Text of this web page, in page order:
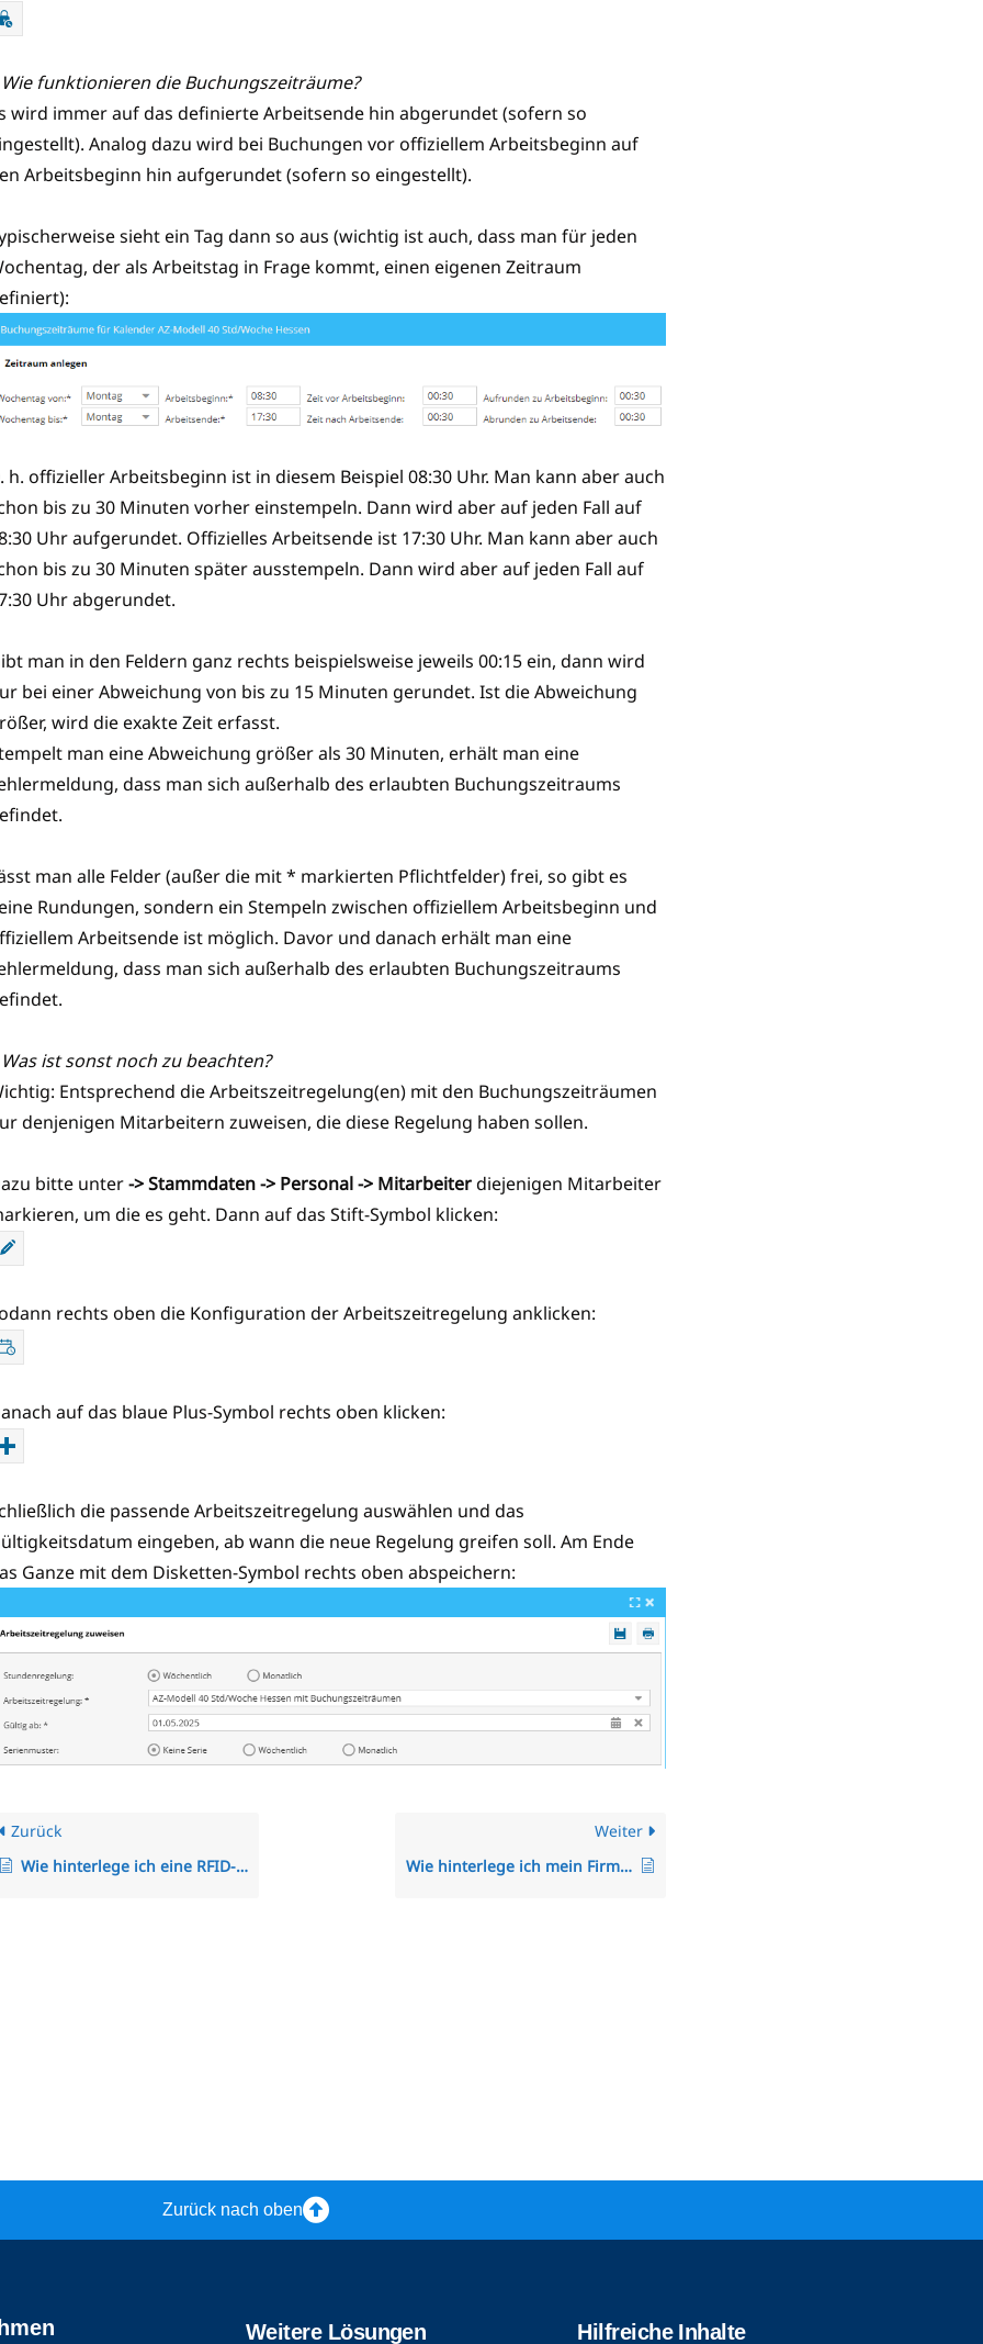
Wie funktionieren die Buchungszeiträume?
wird immer auf das definierte Arbeitsende hin abgerundet (sofern so
Analog dazu wird bei Buchungen vor offiziellem Arbeitsbeginn auf
Arbeitsbeginn hin aufgerundet (sofern so eingestellt).
sieht ein Tag dann so aus (wichtig ist auch, dass man für jeden
der als Arbeitstag in Frage kommt, einen eigenen Zeitraum
h. offizieller Arbeitsbeginn ist in diesem Beispiel 08:30 Uhr. Man kann aber auch
bis zu 30 Minuten vorher einstempeln. Dann wird aber auf jeden Fall auf
Uhr aufgerundet. Offizielles Arbeitsende ist 17:30 Uhr. Man kann aber auch
bis zu 30 Minuten später ausstempeln. Dann wird aber auf jeden Fall auf
Uhr abgerundet.
man in den Feldern ganz rechts beispielsweise jeweils 00:15 ein, dann wird
bei einer Abweichung von bis zu 15 Minuten gerundet. Ist die Abweichung
wird die exakte Zeit erfasst.
man eine Abweichung größer als 30 Minuten, erhält man eine
dass man sich außerhalb des erlaubten Buchungszeitraums
man alle Felder (außer die mit * markierten Pflichtfelder) frei, so gibt es
Rundungen, sondern ein Stempeln zwischen offiziellem Arbeitsbeginn und
Arbeitsende ist möglich. Davor und danach erhält man eine
dass man sich außerhalb des erlaubten Buchungszeitraums
Was ist sonst noch zu beachten?
Entsprechend die Arbeitszeitregelung(en) mit den Buchungszeiträumen
denjenigen Mitarbeitern zuweisen, die diese Regelung haben sollen.
bitte unter-> Stammdaten -> Personal -> Mitarbeiterdiejenigen Mitarbeiter
um die es geht. Dann auf das Stift-Symbol klicken:
rechts oben die Konfiguration der Arbeitszeitregelung anklicken:
auf das blaue Plus-Symbol rechts oben klicken:
die passende Arbeitszeitregelung auswählen und das
eingeben, ab wann die neue Regelung greifen soll. Am Ende
Ganze mit dem Disketten-Symbol rechts oben abspeichern:
Zurück
Wie hinterlege ich eine RFID-Karte oder einen RFID-Schlüsselanhänger bei einem Mitarbeiter?
Weiter
Wie hinterlege ich mein Firmenlogo (Applikationslogo) oder PDF-Logo in TimO?
Zurück nach oben
Weitere Lösungen Hilfreiche Inhalte